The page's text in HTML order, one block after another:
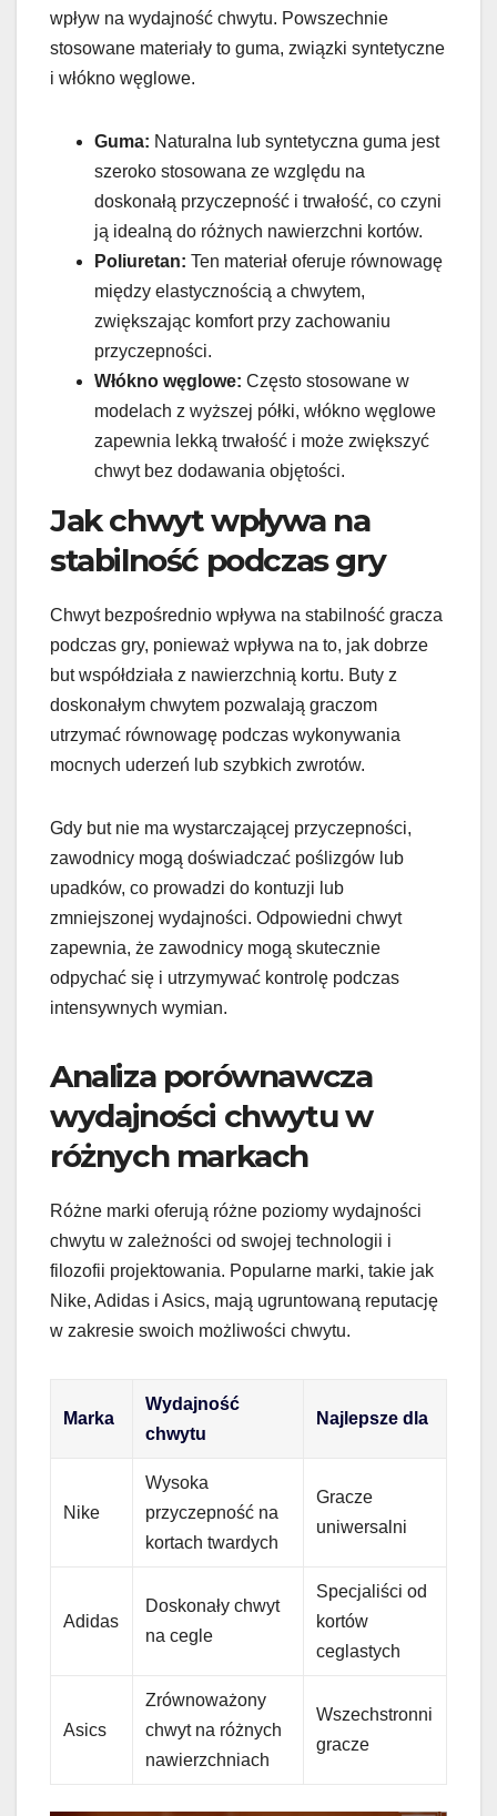
wpływ na wydajność chwytu. Powszechnie
stosowane materiały to guma, związki syntetyczne
i włókno węglowe.
Guma: Naturalna lub syntetyczna guma jest
szeroko stosowana ze względu na
doskonałą przyczepność i trwałość, co czyni
ją idealną do różnych nawierzchni kortów.
Poliuretan: Ten materiał oferuje równowagę
między elastycznością a chwytem,
zwiększając komfort przy zachowaniu
przyczepności.
Włókno węglowe: Często stosowane w
modelach z wyższej półki, włókno węglowe
zapewnia lekką trwałość i może zwiększyć
chwyt bez dodawania objętości.
Jak chwyt wpływa na
stabilność podczas gry
Chwyt bezpośrednio wpływa na stabilność gracza
podczas gry, ponieważ wpływa na to, jak dobrze
but współdziała z nawierzchnią kortu. Buty z
doskonałym chwytem pozwalają graczom
utrzymać równowagę podczas wykonywania
mocnych uderzeń lub szybkich zwrotów.
Gdy but nie ma wystarczającej przyczepności,
zawodnicy mogą doświadczać poślizgów lub
upadków, co prowadzi do kontuzji lub
zmniejszonej wydajności. Odpowiedni chwyt
zapewnia, że zawodnicy mogą skutecznie
odpychać się i utrzymywać kontrolę podczas
intensywnych wymian.
Analiza porównawcza
wydajności chwytu w
różnych markach
Różne marki oferują różne poziomy wydajności
chwytu w zależności od swojej technologii i
filozofii projektowania. Popularne marki, takie jak
Nike, Adidas i Asics, mają ugruntowaną reputację
w zakresie swoich możliwości chwytu.
Marka
Wydajność
chwytu
Najlepsze dla
Nike
Wysoka
przyczepność na
kortach twardych
Gracze
uniwersalni
Adidas
Doskonały chwyt
na cegle
Specjaliści od
kortów
ceglastych
Asics
Zrównoważony
chwyt na różnych
nawierzchniach
Wszechstronni
gracze